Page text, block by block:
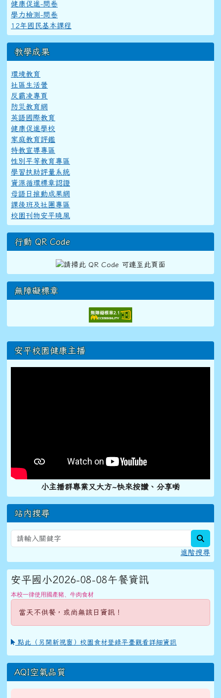
健康促進-問卷
學力檢測-問卷
12年國民基本課程
教學成果
環境教育
社區生活營
反霸凌專頁
防災教育網
英語國際教育
健康促進學校
家庭教育評鑑
特教宣導專區
性別平等教育專區
學習扶助評量系統
資源循環標章認證
母語日推動成果網
課後班及社團專區
校園刊物安平曉風
行動 QR Code
無障礙標章
右邊區域內容
安平校園健康主播
小主播群專業又大方~快來按讚、分享喲
站內搜尋
進階搜尋
安平國小2026-08-08午餐資訊
本校一律使用國產豬、牛肉食材
當天不供餐，或尚無該日資訊！
點此（另開新視窗）校園食材登錄平臺觀看詳細資訊
AQI空氣品質